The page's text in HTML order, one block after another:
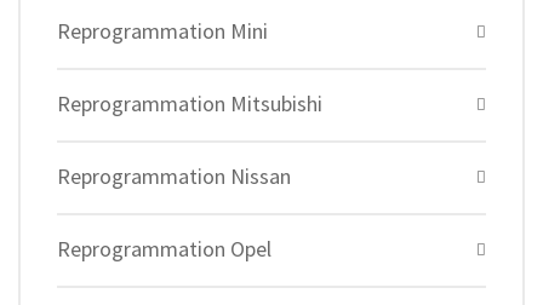
Reprogrammation Mini
Reprogrammation Mitsubishi
Reprogrammation Nissan
Reprogrammation Opel